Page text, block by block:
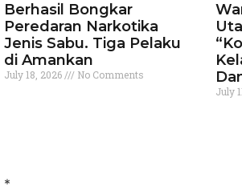
Berhasil Bongkar
Peredaran Narkotika
Jenis Sabu. Tiga Pelaku
di Amankan
July 18, 2026 No Comments
July
*